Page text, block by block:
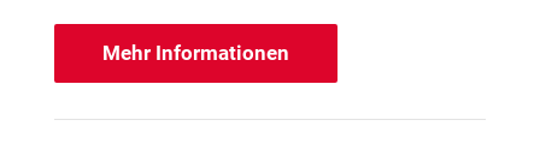
Mehr Informationen